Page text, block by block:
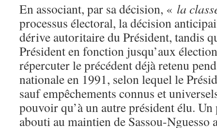
En associant, par sa décision, « la
processus électoral, la décision
dérive autoritaire du Président, tandis
Président en fonction jusqu’aux
répercuter le précédent déjà retenu
nationale en 1991, selon lequel le
sauf empêchements connus et
pouvoir qu’à un autre président élu.
abouti au maintien de Sassou-Nguesso